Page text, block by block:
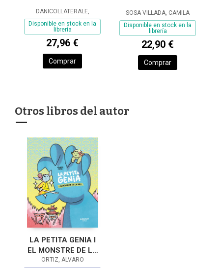
DANICOLLATERALE,
Disponible en stock en la
librería
27,96 €
Comprar
SOSA VILLADA, CAMILA
Disponible en stock en la
librería
22,90 €
Comprar
Otros libros del autor
LA PETITA GENIA I
EL MONSTRE DE LA
VALL
ORTIZ, ALVARO